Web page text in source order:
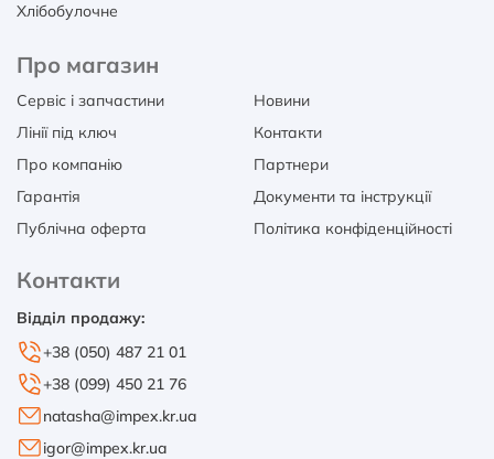
Хлібобулочне
Про магазин
Сервіс і запчастини
Новини
Лінії під ключ
Контакти
Про компанію
Партнери
Гарантія
Документи та інструкції
Публічна оферта
Політика конфіденційності
Контакти
Відділ продажу:
+38 (050) 487 21 01
+38 (099) 450 21 76
natasha@impex.kr.ua
igor@impex.kr.ua